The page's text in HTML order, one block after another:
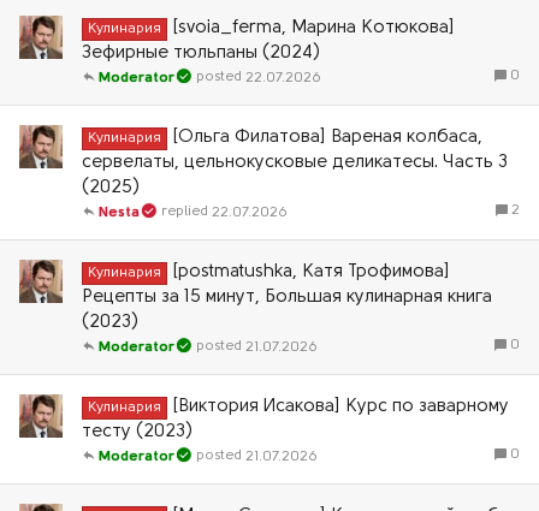
Кулинария
[svoia_ferma, Марина Котюкова]
Зефирные тюльпаны (2024)
0
22.07.2026
Moderator
Кулинария
[Ольга Филатова] Вареная колбаса,
сервелаты, цельнокусковые деликатесы. Часть 3
(2025)
2
22.07.2026
Nesta
Кулинария
[postmatushka, Катя Трофимова]
Рецепты за 15 минут, Большая кулинарная книга
(2023)
0
21.07.2026
Moderator
Кулинария
[Виктория Исакова] Курс по заварному
тесту (2023)
0
21.07.2026
Moderator